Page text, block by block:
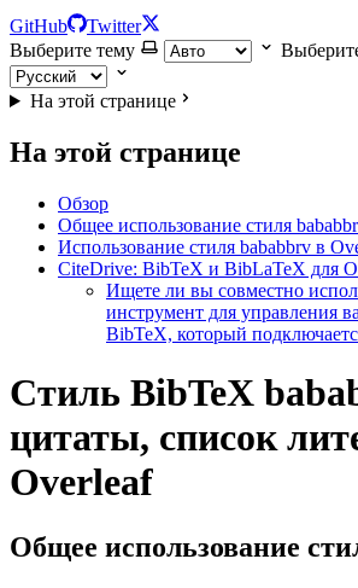
GitHub
Twitter
Выберите тему
На этой странице
На этой странице
Обзор
Общее использование стиля
Использование стиля bababbrv в
CiteDrive: BibTeX и BibLaTeX для
Ищете ли вы совместно
инструмент для управления
BibTeX, который
Стиль BibTeX
цитаты, список
Overleaf
Общее использование